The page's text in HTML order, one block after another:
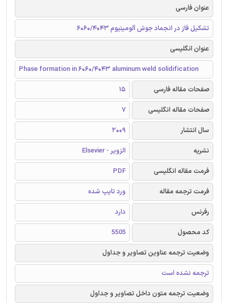
عنوان فارسی
تشکیل فاز در انجماد جوش آلومینیوم 6060/4043
عنوان انگلیسی
Phase formation in 6060/4043 aluminum weld solidification
صفحات مقاله فارسی
15
صفحات مقاله انگلیسی
7
سال انتشار
2009
نشریه
الزویر - Elsevier
فرمت مقاله انگلیسی
PDF
فرمت ترجمه مقاله
ورد تایپ شده
رفرنس
دارد
کد محصول
5505
وضعیت ترجمه عناوین تصاویر و جداول
ترجمه نشده است
وضعیت ترجمه متون داخل تصاویر و جداول